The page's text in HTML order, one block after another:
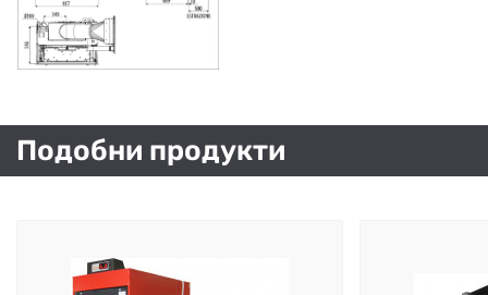
Подобни продукти